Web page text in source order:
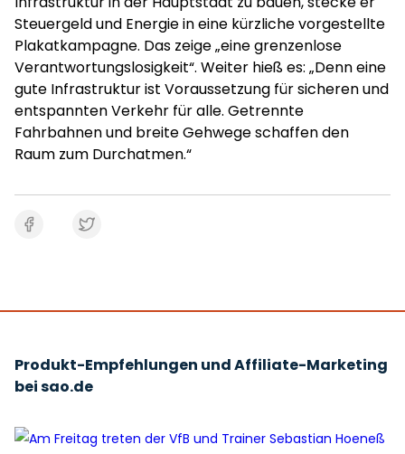
Steuergeld und Energie in eine kürzliche vorgestellte
Plakatkampagne. Das zeige „eine grenzenlose
Verantwortungslosigkeit“. Weiter hieß es: „Denn eine
gute Infrastruktur ist Voraussetzung für sicheren und
entspannten Verkehr für alle. Getrennte
Fahrbahnen und breite Gehwege schaffen den
Raum zum Durchatmen.“
Produkt-Empfehlungen und Affiliate-Marketing
bei sao.de